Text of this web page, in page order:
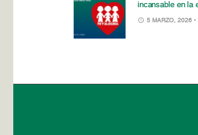
incansable en la
5 MARZO, 2026